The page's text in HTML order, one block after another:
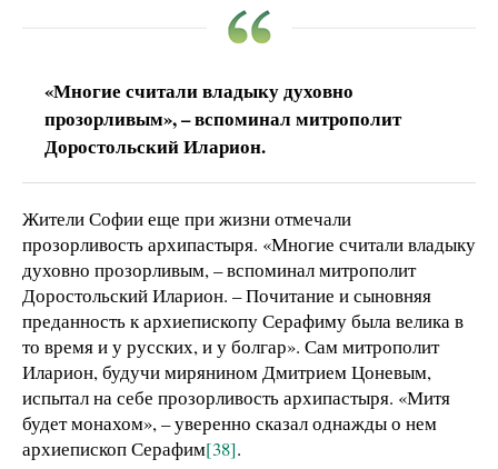
«Многие считали владыку духовно
прозорливым», – вспоминал митрополит
Доростольский Иларион.
Жители Софии еще при жизни отмечали
прозорливость архипастыря. «Многие считали владыку
духовно прозорливым, – вспоминал митрополит
Доростольский Иларион. – Почитание и сыновняя
преданность к архиепископу Серафиму была велика в
то время и у русских, и у болгар». Сам митрополит
Иларион, будучи мирянином Дмитрием Цоневым,
испытал на себе прозорливость архипастыря. «Митя
будет монахом», – уверенно сказал однажды о нем
архиепископ Серафим[38].